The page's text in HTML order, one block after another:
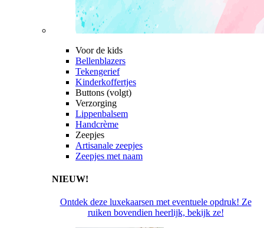
Voor de kids
Bellenblazers
Tekengerief
Kinderkoffertjes
Buttons (volgt)
Verzorging
Lippenbalsem
Handcrème
Zeepjes
Artisanale zeepjes
Zeepjes met naam
NIEUW!
Ontdek deze luxekaarsen met eventuele opdruk! Ze
ruiken bovendien heerlijk, bekijk ze!